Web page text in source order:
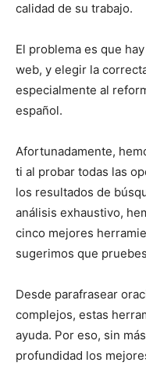
calidad de su trabajo.
El problema es que
web, y elegir la
especialmente al
español.
Afortunadamente,
ti al probar todas las
los resultados de
análisis exhaustivo,
cinco mejores
sugerimos que
Desde parafrasear
complejos, estas
ayuda. Por eso, sin
profundidad los